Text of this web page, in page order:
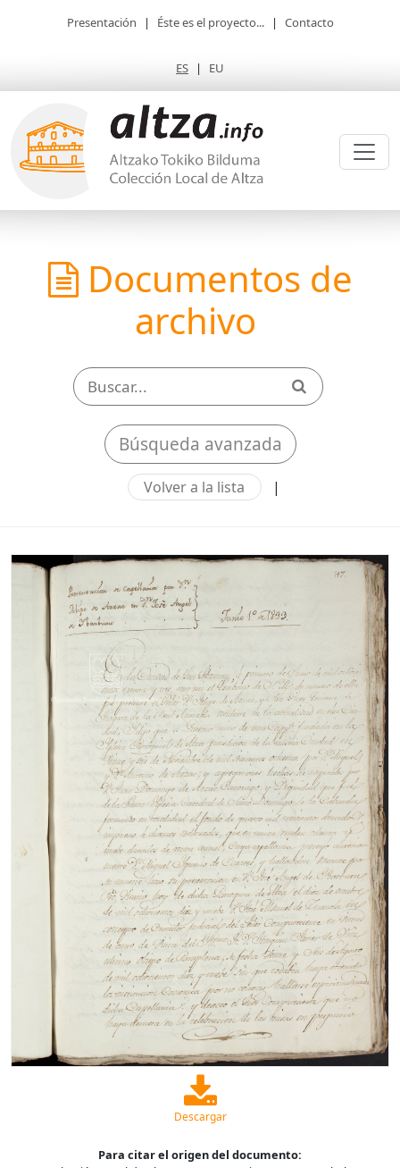
Presentación | Éste es el proyecto... | Contacto
ES | EU
Documentos de
archivo
Búsqueda avanzada
Volver a la lista |
Descargar
Para citar el origen del documento: